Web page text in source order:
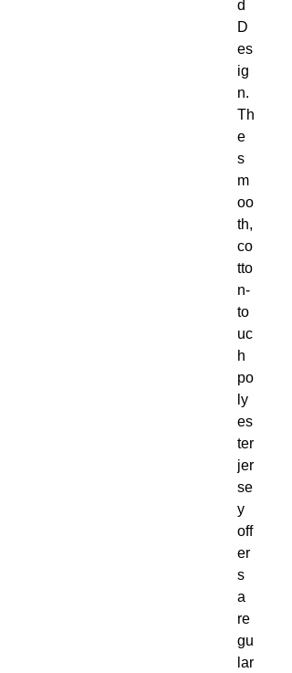
d
D
es
ig
n.
Th
e
s
m
oo
th,
co
tto
n-
to
uc
h
po
ly
es
ter
jer
se
y
off
er
s
a
re
gu
lar